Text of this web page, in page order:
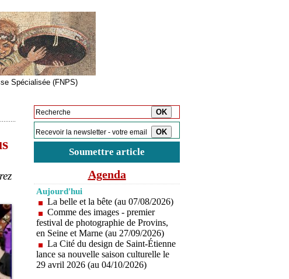
Spécialisée (FNPS)
Soumettre article
Agenda
Aujourd'hui
La belle et la bête (au 07/08/2026)
Comme des images - premier
festival de photographie de Provins,
en Seine et Marne (au 27/09/2026)
La Cité du design de Saint-Étienne
lance sa nouvelle saison culturelle le
29 avril 2026 (au 04/10/2026)